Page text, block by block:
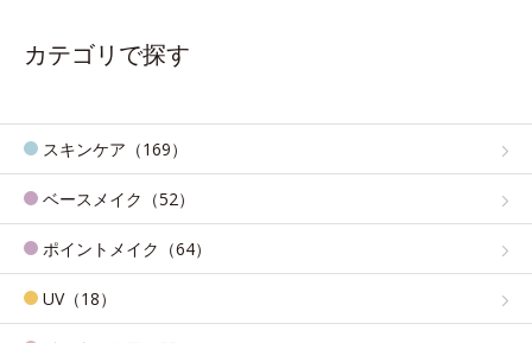
カテゴリで探す
スキンケア（169）
ベースメイク（52）
ポイントメイク（64）
UV（18）